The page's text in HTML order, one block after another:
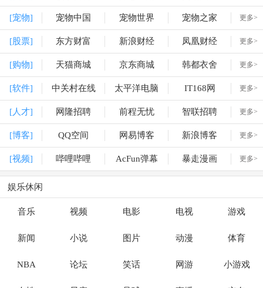
[宠物] 宠物中国 宠物世界 宠物之家 更多>
[股票] 东方财富 新浪财经 凤凰财经 更多>
[购物] 天猫商城 京东商城 韩都衣舍 更多>
[软件] 中关村在线 太平洋电脑 IT168网 更多>
[人才] 网隆招聘 前程无忧 智联招聘 更多>
[博客] QQ空间 网易博客 新浪博客 更多>
[视频] 哔哩哔哩 AcFun弹幕 暴走漫画 更多>
娱乐休闲
音乐 视频 电影 电视 游戏
新闻 小说 图片 动漫 体育
NBA 论坛 笑话 网游 小游戏